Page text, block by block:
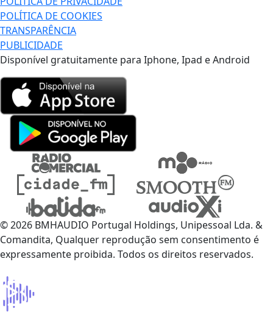
POLÍTICA DE COOKIES
TRANSPARÊNCIA
PUBLICIDADE
Disponível gratuitamente para Iphone, Ipad e Android
© 2026 BMHAUDIO Portugal Holdings, Unipessoal Lda. &
Comandita, Qualquer reprodução sem consentimento é
expressamente proibida. Todos os direitos reservados.